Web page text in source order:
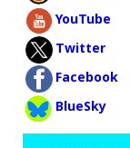
YouTube
Twitter
Facebook
BlueSky